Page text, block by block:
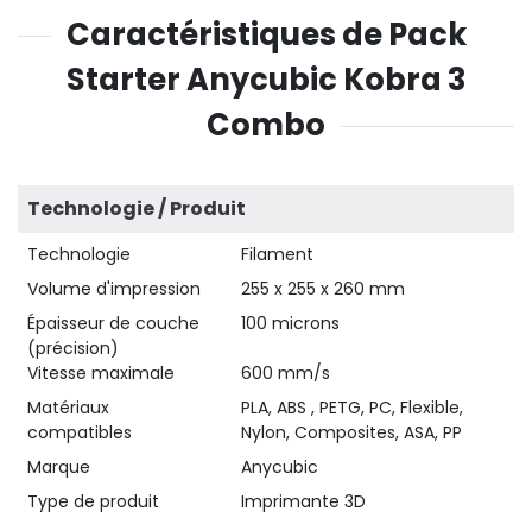
41,58 € HT
Caractéristiques de Pack
Starter Anycubic Kobra 3
Combo
Technologie / Produit
Technologie
Filament
Volume d'impression
255 x 255 x 260 mm
Épaisseur de couche
(précision)
100 microns
Vitesse maximale
600 mm/s
Matériaux
compatibles
PLA, ABS , PETG, PC, Flexible,
Nylon, Composites, ASA, PP
Marque
Anycubic
Type de produit
Imprimante 3D